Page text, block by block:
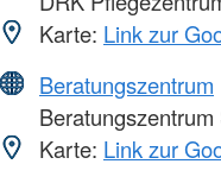
Karte: Link zur
Beratungszentrum
Karte: Link zur